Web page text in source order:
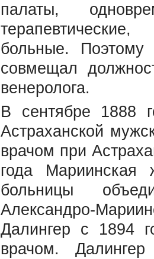
палаты,
больные.
совмещал
венеролога.
В сентябре 1888
Астраханской
врачом при
года Мариинская
больницы
Александро-
Далингер с 1894
врачом.